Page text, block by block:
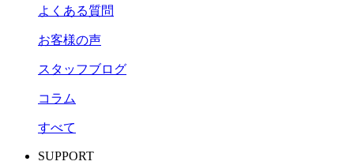
よくある質問
お客様の声
スタッフブログ
コラム
すべて
SUPPORT